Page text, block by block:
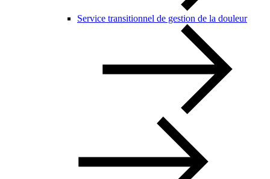
Service transitionnel de gestion de la douleur